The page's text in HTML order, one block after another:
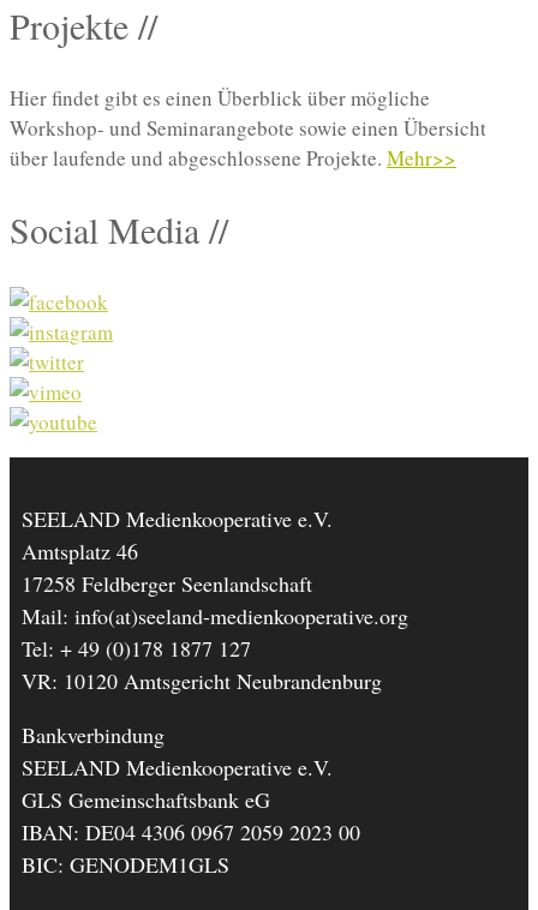
Projekte //
Hier findet gibt es einen Überblick über mögliche
Workshop- und Seminarangebote sowie einen Übersicht
über laufende und abgeschlossene Projekte. Mehr>>
Social Media //
SEELAND Medienkooperative e.V.
Amtsplatz 46
17258 Feldberger Seenlandschaft
Mail: info(at)seeland-medienkooperative.org
Tel: + 49 (0)178 1877 127
VR: 10120 Amtsgericht Neubrandenburg
Bankverbindung
SEELAND Medienkooperative e.V.
GLS Gemeinschaftsbank eG
IBAN: DE04 4306 0967 2059 2023 00
BIC: GENODEM1GLS